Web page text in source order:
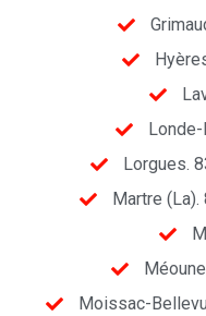
Lorgues.
Martre (La).
Moissac-